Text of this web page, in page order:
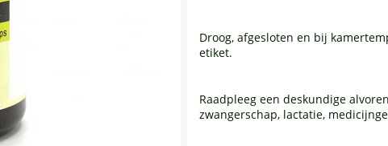
Droog, afgesloten en bij
etiket.
Raadpleeg een deskundige
zwangerschap, lactatie,